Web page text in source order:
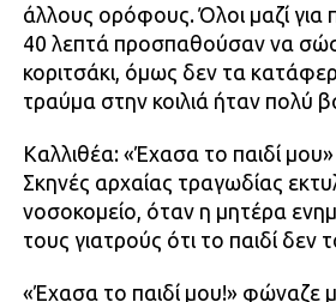
άλλους ορόφους. Όλοι μαζί για
40 λεπτά προσπαθούσαν να
κοριτσάκι, όμως δεν τα
τραύμα στην κοιλιά ήταν πολύ
Καλλιθέα: «Έχασα το παιδί μου»
Σκηνές αρχαίας τραγωδίας
νοσοκομείο, όταν η μητέρα
τους γιατρούς ότι το παιδί δεν
«Έχασα το παιδί μου!» φώναζε